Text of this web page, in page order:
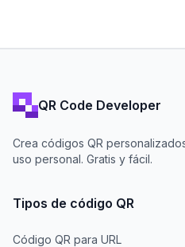
QR Code Developer
Crea códigos QR
uso personal. Gratis y fácil.
Tipos de código QR
Código QR para URL